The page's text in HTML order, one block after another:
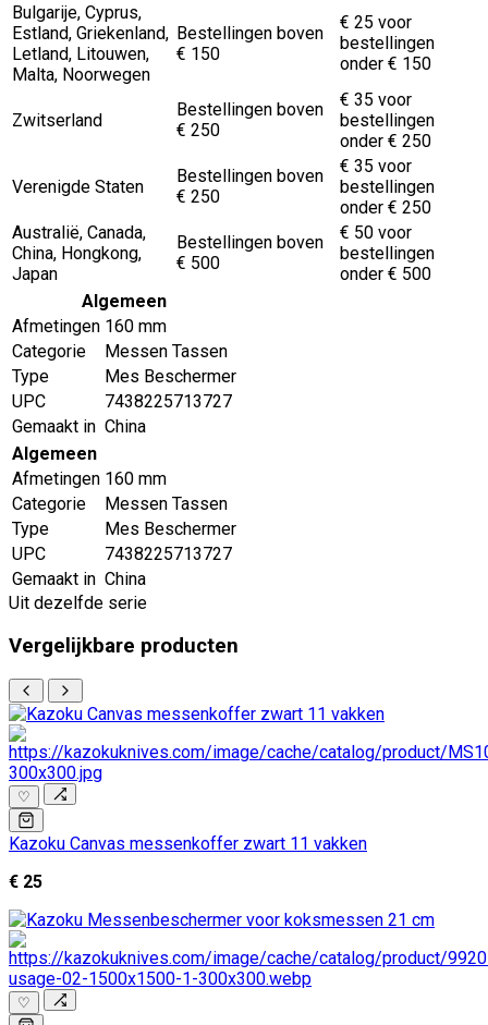
Bulgarije, Cyprus,
Estland, Griekenland,
Letland, Litouwen,
Malta, Noorwegen
Bestellingen boven
€ 150
€ 25 voor
bestellingen
onder € 150
Zwitserland
Bestellingen boven
€ 250
€ 35 voor
bestellingen
onder € 250
Verenigde Staten
Bestellingen boven
€ 250
€ 35 voor
bestellingen
onder € 250
Australië, Canada,
China, Hongkong,
Japan
Bestellingen boven
€ 500
€ 50 voor
bestellingen
onder € 500
Algemeen
Afmetingen 160 mm
Categorie
Messen Tassen
Type
Mes Beschermer
UPC
7438225713727
Gemaakt in China
Algemeen
Afmetingen 160 mm
Categorie
Messen Tassen
Type
Mes Beschermer
UPC
7438225713727
Gemaakt in China
Uit dezelfde serie
Vergelijkbare producten
♡
Kazoku Canvas messenkoffer zwart 11 vakken
€ 25
♡